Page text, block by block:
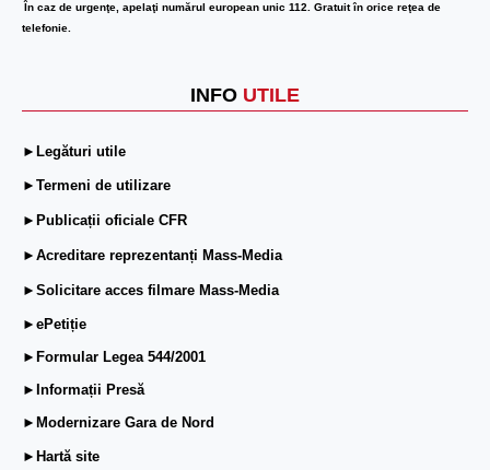
În caz de urgenţe, apelaţi numărul european unic 112. Gratuit în orice reţea de
telefonie.
INFO UTILE
►Legături utile
►Termeni de utilizare
►Publicații oficiale CFR
►Acreditare reprezentanți Mass-Media
►Solicitare acces filmare Mass-Media
►ePetiție
►Formular Legea 544/2001
►Informații Presă
►Modernizare Gara de Nord
►Hartă site